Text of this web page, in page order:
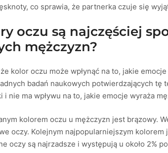
co sprawia, że partnerka czuje się
oczu są najczęściej
mężczyzn?
kolor oczu może wpłynąć na to, jakie
badań naukowych potwierdzających
i nie ma wpływu na to, jakie emocje wyraża
kolorem oczu u mężczyzn jest brązowy.
oczy. Kolejnym najpopularniejszym
oczy są najrzadsze i występują u około 2%